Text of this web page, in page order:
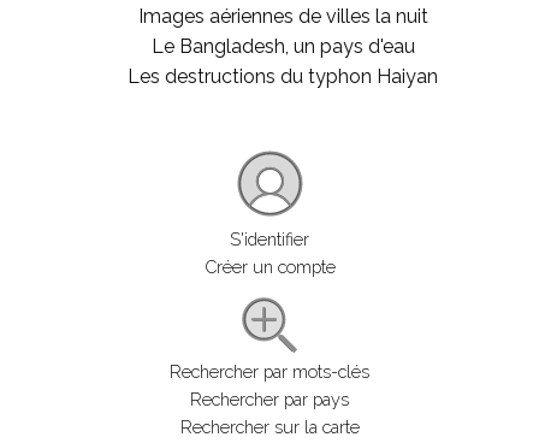
Images aériennes de villes la nuit
Le Bangladesh, un pays d'eau
Les destructions du typhon Haiyan
S'identifier
Créer un compte
Rechercher par mots-clés
Rechercher par pays
Rechercher sur la carte